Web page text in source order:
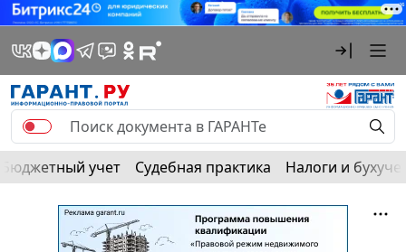
Бюджетный учет Судебная практика Налоги и